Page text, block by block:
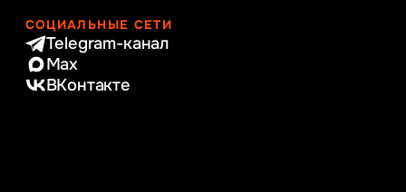
СОЦИАЛЬНЫЕ СЕТИ
Telegram-канал
Max
ВКонтакте